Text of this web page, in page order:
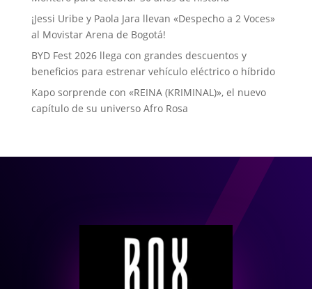
¡Jessi Uribe y Paola Jara llevan «Despecho a 2 Voces»
al Movistar Arena de Bogotá!
BYD Fest 2026 llega con grandes descuentos y
beneficios para estrenar vehículo eléctrico o híbrido
Kapo sorprende con «REINA (KRIMINAL)», el nuevo
capítulo de su universo Afro Rosa